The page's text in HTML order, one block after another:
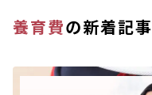
養育費の新着記事